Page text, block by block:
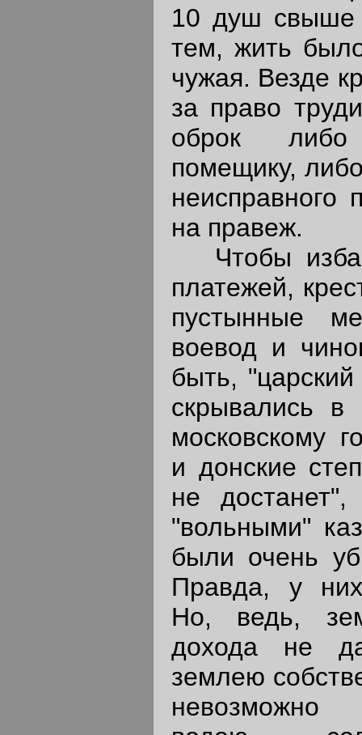
10 душ свыше
тем, жить
чужая. Везде
за право
оброк
помещику,
неисправного
на правеж.
Чтобы
платежей,
пустынные
воевод и
быть,
скрывались
московскому
и донские
не
"вольными"
были очень
Правда, у
Но, ведь,
дохода не
землею
невозможно